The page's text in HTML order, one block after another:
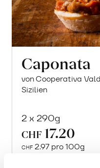
Caponata
von Cooperativa
Sizilien
2 x 290g
CHF 17.20
CHF 2.97 pro 100g